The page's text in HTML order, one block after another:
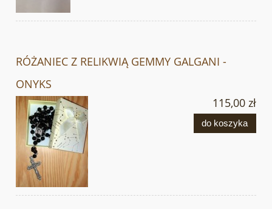
RÓŻANIEC Z RELIKWIĄ GEMMY GALGANI -
ONYKS
115,00 zł
do koszyka